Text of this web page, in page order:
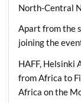
North-Central
Apart from the
joining the
HAFF, Helsinki
from Africa to
Africa on the